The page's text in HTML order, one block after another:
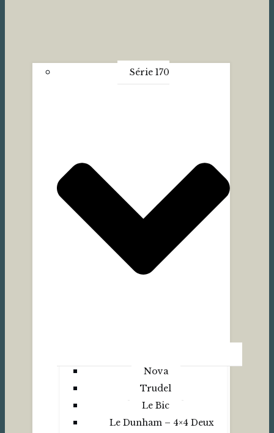
Série 170
Nova
Trudel
Le Bic
Le Dunham – 4×4 Deux